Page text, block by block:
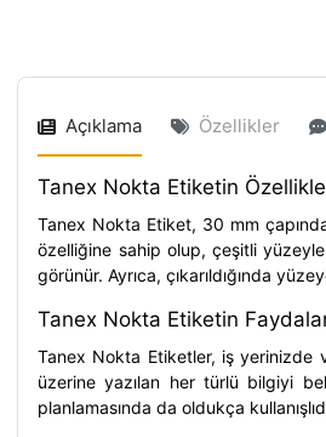
Açıklama Özellikler
Tanex Nokta Etiketin
Tanex Nokta Etiket, 30 mm
özelliğine sahip olup, çeşitli
görünür. Ayrıca, çıkarıldığında
Tanex Nokta Etiketin
Tanex Nokta Etiketler, iş yerinizde
üzerine yazılan her türlü bilgiyi
planlamasında da oldukça